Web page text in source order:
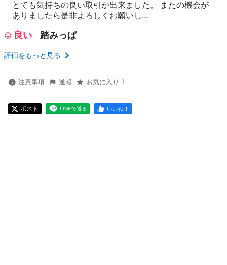
とても気持ちの良い取引が出来ました。 またの機会が
ありましたら是非よろしくお願いし...
良い 踏みっぱ
評価をもっと見る
注意事項 通報 お気に入り 1
ポスト LINEで送る いいね！